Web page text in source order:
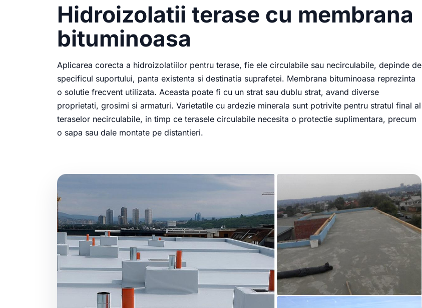
Hidroizolatii terase cu membrana
bituminoasa
Aplicarea corecta a hidroizolatiilor pentru terase, fie ele circulabile sau necirculabile, depinde de
specificul suportului, panta existenta si destinatia suprafetei. Membrana bituminoasa reprezinta
o solutie frecvent utilizata. Aceasta poate fi cu un strat sau dublu strat, avand diverse
proprietati, grosimi si armaturi. Varietatile cu ardezie minerala sunt potrivite pentru stratul final al
teraselor necirculabile, in timp ce terasele circulabile necesita o protectie suplimentara, precum
o sapa sau dale montate pe distantieri.